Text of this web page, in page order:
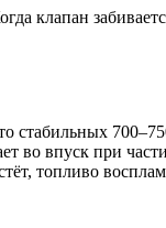
клапан
стабильных
во впуск при
топливо